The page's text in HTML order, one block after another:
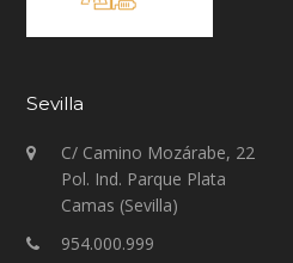
Sevilla
C/ Camino Mozárabe, 22
Pol. Ind. Parque Plata
Camas (Sevilla)
954.000.999